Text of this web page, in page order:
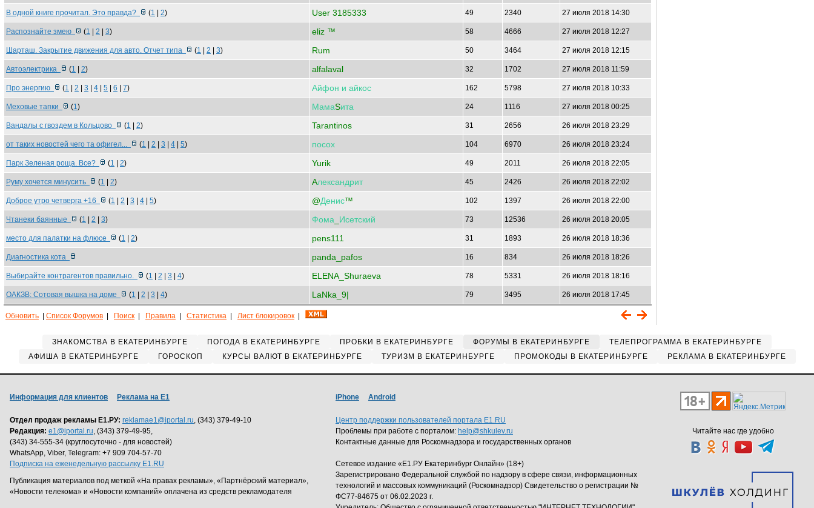
В одной книге прочитал. Это правда? (1 2) User 3185333 49 2340 27 июля 2018 14:30
Распознайте змею (1 2 3) eliz ™ 58 4666 27 июля 2018 12:27
Шарташ. Закрытие движения для авто. Отчет типа (1 2 3) Rum 50 3464 27 июля 2018 12:15
Автоэлектрика (1 2) alfalaval 32 1702 27 июля 2018 11:59
Про энергию (1 2 3 4 5 6 7) Айфон и айкос 162 5798 27 июля 2018 10:33
Меховые тапки (1) МамаSита 24 1116 27 июля 2018 00:25
Вандалы с гвоздем в Кольцово (1 2) Tarantinos 31 2656 26 июля 2018 23:29
от таких новостей чего та офигел... (1 2 3 4 5) посох 104 6970 26 июля 2018 23:24
Парк Зеленая роща. Все? (1 2) Yurik 49 2011 26 июля 2018 22:05
Руму хочется минусить (1 2) Aлександрит 45 2426 26 июля 2018 22:02
Доброе утро четверга +16 (1 2 3 4 5) @Денис™ 102 1397 26 июля 2018 22:00
Чтанеки баянные (1 2 3) Фома Исетский 73 12536 26 июля 2018 20:05
место для палатки на флюсе (1 2) pens111 31 1893 26 июля 2018 18:36
Диагностика кота panda_pafos 16 834 26 июля 2018 18:26
Выбирайте контрагентов правильно. (1 2 3 4) ELENA_Shuraeva 78 5331 26 июля 2018 18:16
ОАКЗВ: Сотовая вышка на доме (1 2 3 4) LaNka_9| 79 3495 26 июля 2018 17:45
Обновить Список Форумов Поиск Правила Статистика Лист блокировок
ЗНАКОМСТВА В ЕКАТЕРИНБУРГЕ ПОГОДА В ЕКАТЕРИНБУРГЕ ПРОБКИ В ЕКАТЕРИНБУРГЕ ФОРУМЫ В ЕКАТЕРИНБУРГЕ
ТЕЛЕПРОГРАММА В ЕКАТЕРИНБУРГЕ
АФИША В ЕКАТЕРИНБУРГЕ
ГОРОСКОП КУРСЫ ВАЛЮТ В ЕКАТЕРИНБУРГЕ ТУРИЗМ В ЕКАТЕРИНБУРГЕ ПРОМОКОДЫ В ЕКАТЕРИНБУРГЕ РЕКЛАМА В ЕКАТЕРИНБУРГЕ
Читайте нас где удобно
Информация для клиентов Реклама на Е1
Отдел продаж рекламы Е1.РУ: reklamae1@iportal.ru, (343) 379-49-10
Редакция: e1@iportal.ru, (343) 379-49-95,
(343) 34-555-34 (круглосуточно - для новостей)
WhatsApp, Viber, Telegram: +7 909 704-57-70
Подписка на еженедельную рассылку E1.RU
Публикация материалов под меткой «На правах рекламы», «Партнёрский материал»,
«Новости телекома» и «Новости компаний» оплачена из средств рекламодателя
iPhone Android
Центр поддержки пользователей портала E1.RU
Проблемы при работе с порталом: help@shkulev.ru
Контактные данные для Роскомнадзора и государственных органов
Сетевое издание «Е1.РУ Екатеринбург Онлайн» (18+)
Зарегистрировано Федеральной службой по надзору в сфере связи, информационных
технологий и массовых коммуникаций (Роскомнадзор) Свидетельство о регистрации №
ФС77-84675 от 06.02.2023 г.